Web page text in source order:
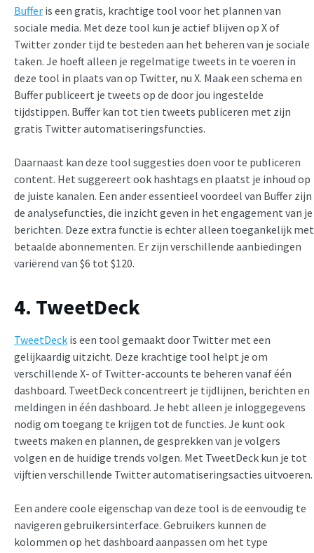
Buffer is een gratis, krachtige tool voor het plannen van
sociale media. Met deze tool kun je actief blijven op X of
Twitter zonder tijd te besteden aan het beheren van je sociale
taken. Je hoeft alleen je regelmatige tweets in te voeren in
deze tool in plaats van op Twitter, nu X. Maak een schema en
Buffer publiceert je tweets op de door jou ingestelde
tijdstippen. Buffer kan tot tien tweets publiceren met zijn
gratis Twitter automatiseringsfuncties.
Daarnaast kan deze tool suggesties doen voor te publiceren
content. Het suggereert ook hashtags en plaatst je inhoud op
de juiste kanalen. Een ander essentieel voordeel van Buffer zijn
de analysefuncties, die inzicht geven in het engagement van je
berichten. Deze extra functie is echter alleen toegankelijk met
betaalde abonnementen. Er zijn verschillende aanbiedingen
variërend van $6 tot $120.
4. TweetDeck
TweetDeck is een tool gemaakt door Twitter met een
gelijkaardig uitzicht. Deze krachtige tool helpt je om
verschillende X- of Twitter-accounts te beheren vanaf één
dashboard. TweetDeck concentreert je tijdlijnen, berichten en
meldingen in één dashboard. Je hebt alleen je inloggegevens
nodig om toegang te krijgen tot de functies. Je kunt ook
tweets maken en plannen, de gesprekken van je volgers
volgen en de huidige trends volgen. Met TweetDeck kun je tot
vijftien verschillende Twitter automatiseringsacties uitvoeren.
Een andere coole eigenschap van deze tool is de eenvoudig te
navigeren gebruikersinterface. Gebruikers kunnen de
kolommen op het dashboard aanpassen om het type